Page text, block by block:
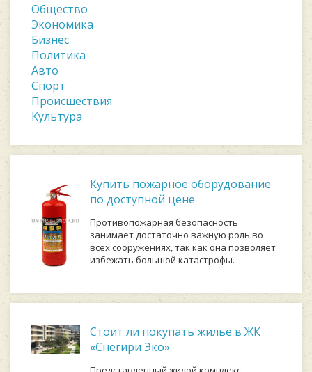
Общество
Экономика
Бизнес
Политика
Авто
Спорт
Происшествия
Культура
Купить пожарное оборудование
по доступной цене
Противопожарная безопасность
занимает достаточно важную роль во
всех сооружениях, так как она позволяет
избежать большой катастрофы.
Стоит ли покупать жилье в ЖК
«Снегири Эко»